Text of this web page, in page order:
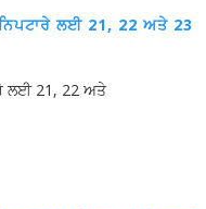
ਲਈ 21, 22 ਅਤੇ 23
ਲਈ 21, 22 ਅਤੇ